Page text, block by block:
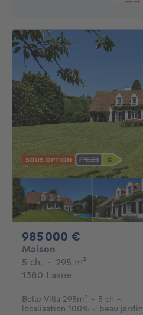
SOUS OPTION
985 000 €
Maison
5 ch. 5 chambres
· 295 m²
1380 Lasne
Belle Villa 295m² - 5 ch -
localisation 100% - beau jardin